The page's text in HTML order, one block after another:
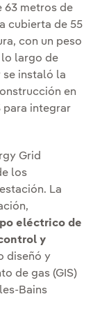
63 metros de
cubierta de 55
con un peso
largo de
instaló la
en
para integrar
Grid
los
La
eléctrico de
y
diseñó y
de gas (GIS)
Bains